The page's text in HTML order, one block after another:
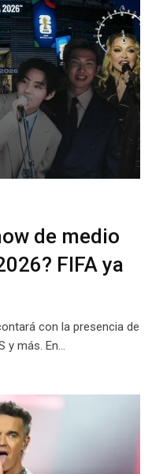
de medio
FIFA ya
con la presencia de
y más. En…